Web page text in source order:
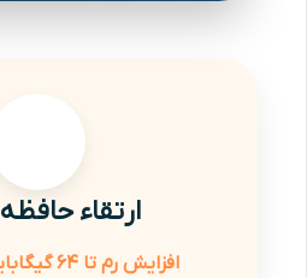
ارتقاء حافظه
افزایش رم تا ۶۴ گیگابایت | دو کاناله